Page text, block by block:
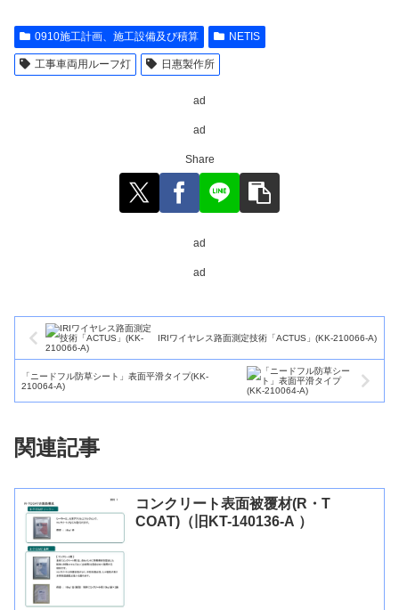
0910施工計画、施工設備及び積算 NETIS
工事車両用ルーフ灯 日惠製作所
ad
ad
Share
ad
ad
IRIワイヤレス路面測定技術「ACTUS」(KK-210066-A)
「ニードフル防草シート」表面平滑タイプ(KK-
210064-A)
関連記事
コンクリート表面被覆材(R・T
COAT)（旧KT-140136-A ）